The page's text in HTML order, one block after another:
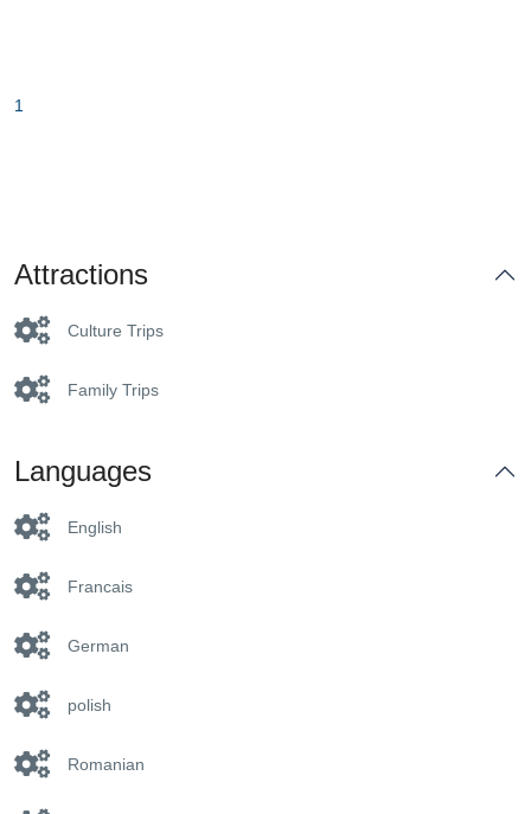
1
Attractions
Culture Trips
Family Trips
Languages
English
Francais
German
polish
Romanian